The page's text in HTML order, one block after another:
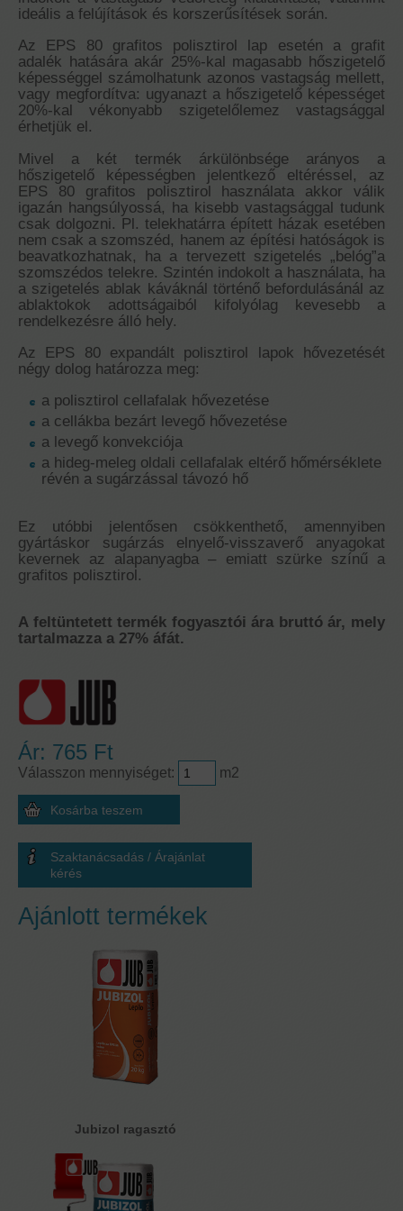
ideális a felújítások és korszerűsítések során.
Az EPS 80 grafitos polisztirol lap esetén a grafit
adalék hatására akár 25%-kal magasabb hőszigetelő
képességgel számolhatunk azonos vastagság mellett,
vagy megfordítva: ugyanazt a hőszigetelő képességet
20%-kal vékonyabb szigetelőlemez vastagsággal
érhetjük el.
Mivel a két termék árkülönbsége arányos a
hőszigetelő képességben jelentkező eltéréssel, az
EPS 80 grafitos polisztirol használata akkor válik
igazán hangsúlyossá, ha kisebb vastagsággal tudunk
csak dolgozni. Pl. telekhatárra épített házak esetében
nem csak a szomszéd, hanem az építési hatóságok is
beavatkozhatnak, ha a tervezett szigetelés „belóg”a
szomszédos telekre. Szintén indokolt a használata, ha
a szigetelés ablak káváknál történő befordulásánál az
ablaktokok adottságaiból kifolyólag kevesebb a
rendelkezésre álló hely.
Az EPS 80 expandált polisztirol lapok hővezetését
négy dolog határozza meg:
a polisztirol cellafalak hővezetése
a cellákba bezárt levegő hővezetése
a levegő konvekciója
a hideg-meleg oldali cellafalak eltérő hőmérséklete
révén a sugárzással távozó hő
Ez utóbbi jelentősen csökkenthető, amennyiben
gyártáskor sugárzás elnyelő-visszaverő anyagokat
kevernek az alapanyagba – emiatt szürke színű a
grafitos polisztirol.
A feltüntetett termék fogyasztói ára bruttó ár, mely
tartalmazza a 27% áfát.
Ár: 765 Ft
Válasszon mennyiséget: m2
Szaktanácsadás / Árajánlat
kérés
Ajánlott termékek
Jubizol ragasztó